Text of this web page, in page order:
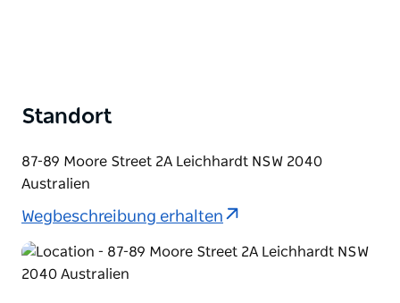
Standort
87-89 Moore Street 2A Leichhardt NSW 2040
Australien
Wegbeschreibung erhalten